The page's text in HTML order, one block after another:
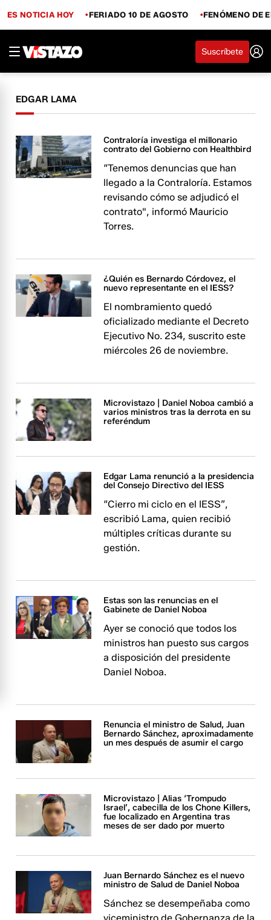
ES NOTICIA HOY FERIADO 10 DE AGOSTO FENÓMENO DE
Suscríbete
EDGAR LAMA
Contraloría investiga el millonario
contrato del Gobierno con Healthbird
“Tenemos denuncias que han
llegado a la Contraloría. Estamos
revisando cómo se adjudicó el
contrato", informó Mauricio
Torres.
¿Quién es Bernardo Córdovez, el
nuevo representante en el IESS?
El nombramiento quedó
oficializado mediante el Decreto
Ejecutivo No. 234, suscrito este
miércoles 26 de noviembre.
Microvistazo | Daniel Noboa cambió a
varios ministros tras la derrota en su
referéndum
Edgar Lama renunció a la presidencia
del Consejo Directivo del IESS
“Cierro mi ciclo en el IESS”,
escribió Lama, quien recibió
múltiples críticas durante su
gestión.
Estas son las renuncias en el
Gabinete de Daniel Noboa
Ayer se conoció que todos los
ministros han puesto sus cargos
a disposición del presidente
Daniel Noboa.
Renuncia el ministro de Salud, Juan
Bernardo Sánchez, aproximadamente
un mes después de asumir el cargo
Microvistazo | Alias ‘Trompudo
Israel’, cabecilla de los Chone Killers,
fue localizado en Argentina tras
meses de ser dado por muerto
Juan Bernardo Sánchez es el nuevo
ministro de Salud de Daniel Noboa
Sánchez se desempeñaba como